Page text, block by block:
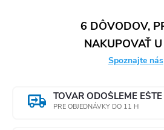
6 DÔVODOV,
NAKUPOVAŤ
Spoznajte nás
TOVAR ODOŠLEME
PRE OBJEDNÁVKY DO 11 H